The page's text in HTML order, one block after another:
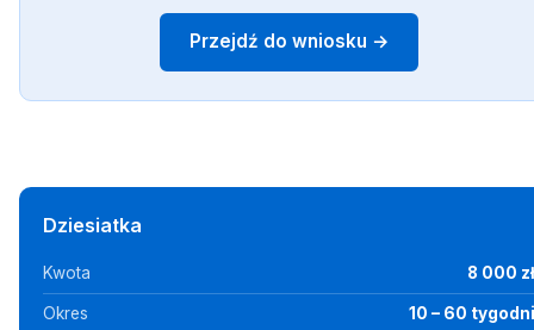
Przejdź do wniosku →
Dziesiatka
Kwota 8 000 zł
Okres 10 – 60 tygodni